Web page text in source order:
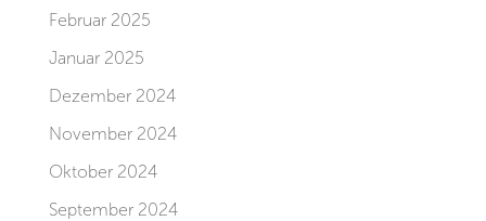
Februar 2025
Januar 2025
Dezember 2024
November 2024
Oktober 2024
September 2024